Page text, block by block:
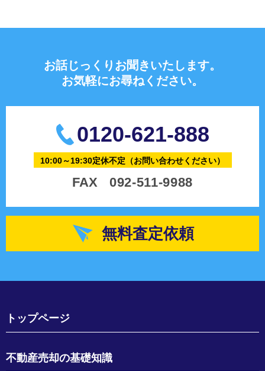
お話じっくりお聞きいたします。
お気軽にお尋ねください。
0120-621-888
10:00～19:30定休不定 （お問い合わせください）
FAX 092-511-9988
無料査定依頼
トップページ
不動産売却の基礎知識